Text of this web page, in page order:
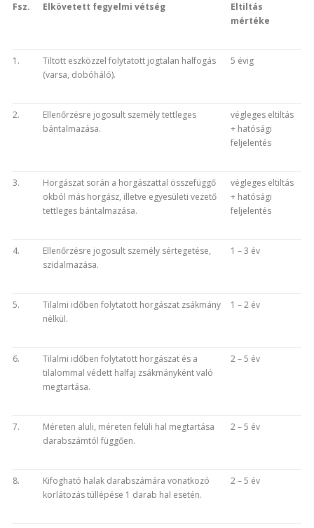
Fsz. Elkövetett fegyelmi vétség
Eltiltás
mértéke
1.
Tiltott eszközzel folytatott jogtalan halfogás
(varsa, dobóháló).
5 évig
2.
Ellenőrzésre jogosult személy tettleges
bántalmazása.
végleges eltiltás
+ hatósági
feljelentés
3.
Horgászat során a horgászattal összefüggő
okból más horgász, illetve egyesületi vezető
tettleges bántalmazása.
végleges eltiltás
+ hatósági
feljelentés
4.
Ellenőrzésre jogosult személy sértegetése,
szidalmazása.
1 – 3 év
5.
Tilalmi időben folytatott horgászat zsákmány
nélkül.
1 – 2 év
6.
Tilalmi időben folytatott horgászat és a
tilalommal védett halfaj zsákmányként való
megtartása.
2 – 5 év
7.
Méreten aluli, méreten felüli hal megtartása
darabszámtól függően.
2 – 5 év
8.
Kifogható halak darabszámára vonatkozó
korlátozás túllépése 1 darab hal esetén.
2 – 5 év